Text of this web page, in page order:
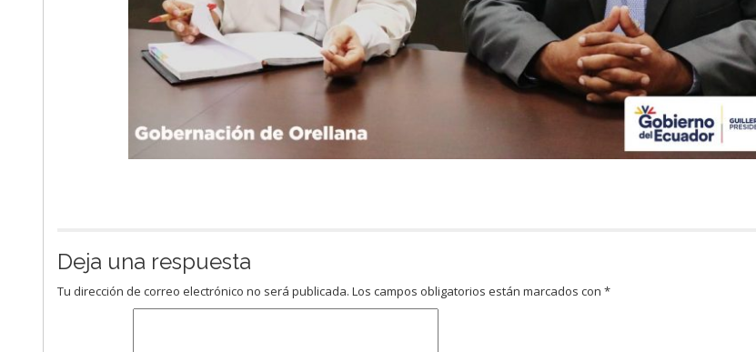
Deja una respuesta
Tu dirección de correo electrónico no será publicada. Los campos obligatorios están marcados con*